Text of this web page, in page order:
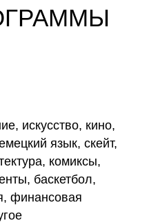
искусство, кино,
язык, скейт,
комиксы,
баскетбол,
финансовая